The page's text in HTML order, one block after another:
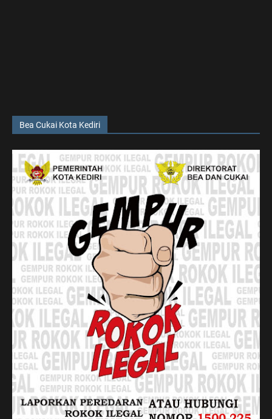
Bea Cukai Kota Kediri